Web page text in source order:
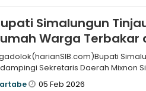
Simalungun
Warga Terbakar
Sekretaris Daerah Mixnon
yang m
05 Feb 2026